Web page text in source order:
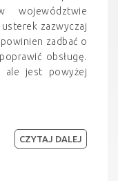
województwie
zazwyczaj
zadbać o
obsługę.
ale jest powyżej
CZYTAJ DALEJ